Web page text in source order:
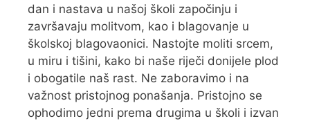
dan i nastava u našoj školi započinju i
završavaju molitvom, kao i blagovanje u
školskoj blagovaonici. Nastojte moliti srcem,
u miru i tišini, kako bi naše riječi donijele plod
i obogatile naš rast. Ne zaboravimo i na
važnost pristojnog ponašanja. Pristojno se
ophodimo jedni prema drugima u školi i izvan